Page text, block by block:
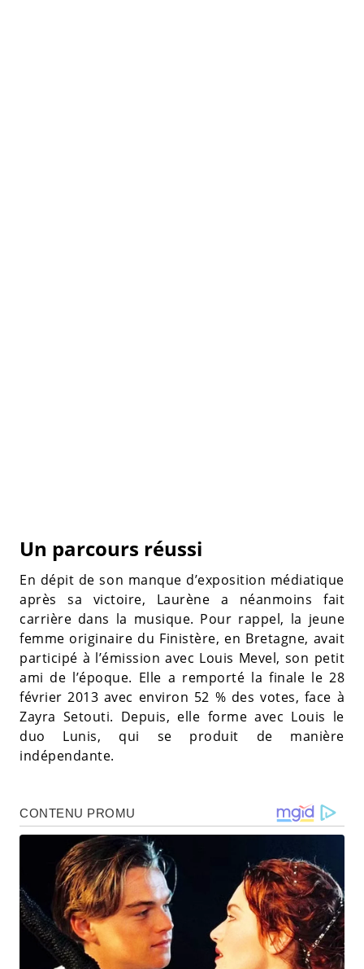
Un parcours réussi
En dépit de son manque d’exposition médiatique
après sa victoire, Laurène a néanmoins fait
carrière dans la musique. Pour rappel, la jeune
femme originaire du Finistère, en Bretagne, avait
participé à l’émission avec Louis Mevel, son petit
ami de l’époque. Elle a remporté la finale le 28
février 2013 avec environ 52 % des votes, face à
Zayra Setouti. Depuis, elle forme avec Louis le
duo Lunis, qui se produit de manière
indépendante.